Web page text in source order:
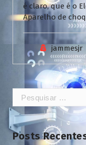
é claro, que é o
Aparelho de
jammesjr
Pesquisar
por:
Posts